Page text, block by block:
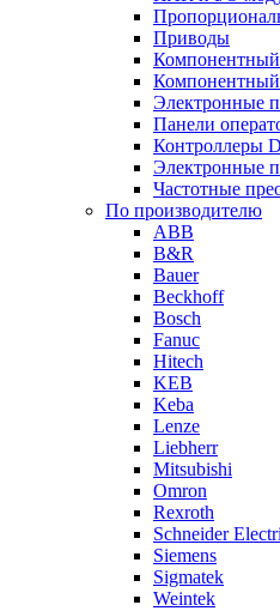
Приводы
Компонентный
Компонентный
Электронные
Панели
Контроллеры
Электронные
Частотные
По производителю
ABB
B&R
Bauer
Beckhoff
Bosch
Fanuc
Hitech
KEB
Keba
Lenze
Liebherr
Mitsubishi
Omron
Rexroth
Schneider
Siemens
Sigmatek
Weintek